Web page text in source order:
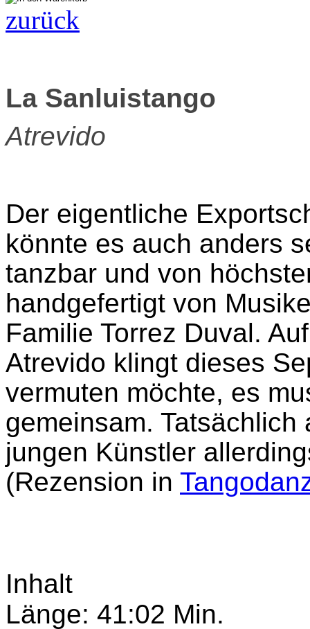
zurück
La Sanluistango
Atrevido
Der eigentliche
könnte es auch anders
tanzbar und von
handgefertigt von
Familie Torrez Duval.
Atrevido klingt dieses
vermuten möchte, es
gemeinsam.
jungen Künstler
(Rezension in
Inhalt
Länge: 41:02 Min.